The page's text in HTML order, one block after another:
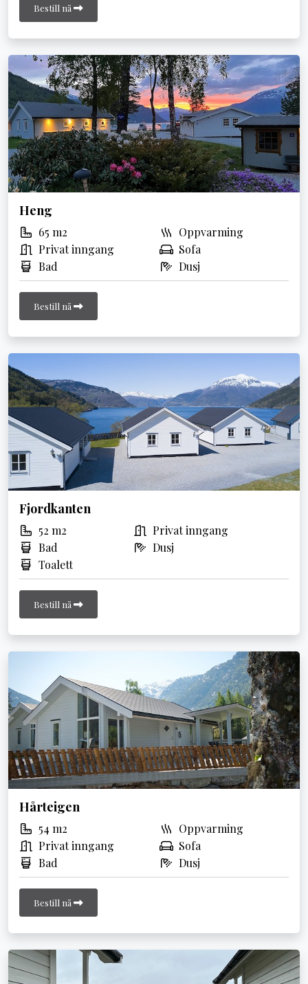
Bestill nå
Heng
65 m2
Oppvarming
Privat inngang
Sofa
Bad
Dusj
Bestill nå
Fjordkanten
52 m2
Privat inngang
Bad
Dusj
Toalett
Bestill nå
Hårteigen
54 m2
Oppvarming
Privat inngang
Sofa
Bad
Dusj
Bestill nå